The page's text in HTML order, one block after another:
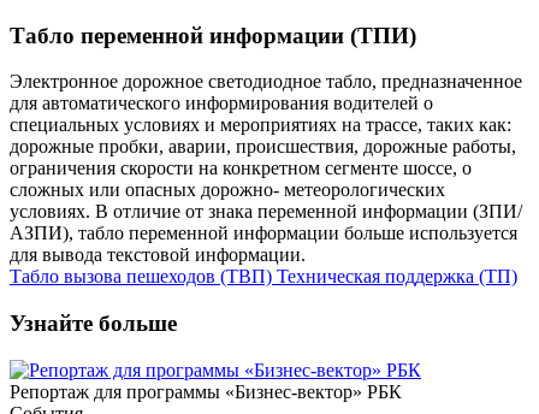
Табло переменной информации (ТПИ)
Электронное дорожное светодиодное табло, предназначенное
для автоматического информирования водителей о
специальных условиях и мероприятиях на трассе, таких как:
дорожные пробки, аварии, происшествия, дорожные работы,
ограничения скорости на конкретном сегменте шоссе, о
сложных или опасных дорожно- метеорологических
условиях. В отличие от знака переменной информации (ЗПИ/
АЗПИ), табло переменной информации больше используется
для вывода текстовой информации.
Табло вызова пешеходов (ТВП) Техническая поддержка (ТП)
Узнайте больше
Репортаж для программы «Бизнес-вектор» РБК